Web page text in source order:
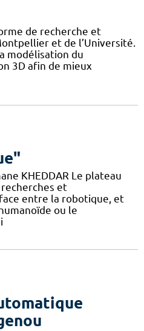
de recherche et
et de l’Université.
modélisation du
3D afin de mieux
KHEDDAR Le plateau
et
entre la robotique, et
ou le